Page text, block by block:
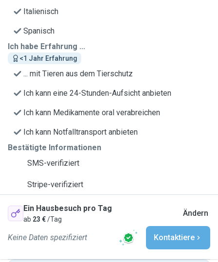
Italienisch
Spanisch
Ich habe Erfahrung ...
<1 Jahr Erfahrung
... mit Tieren aus dem Tierschutz
Ich kann eine 24-Stunden-Aufsicht anbieten
Ich kann Medikamente oral verabreichen
Ich kann Notfalltransport anbieten
Bestätigte Informationen
SMS-verifiziert
Stripe-verifiziert
Ein Hausbesuch pro Tag
ab 23 €/Tag
Ändern
Keine Daten spezifiziert Kontaktiere